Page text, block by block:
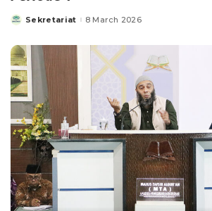
Sekretariat 8 March 2026